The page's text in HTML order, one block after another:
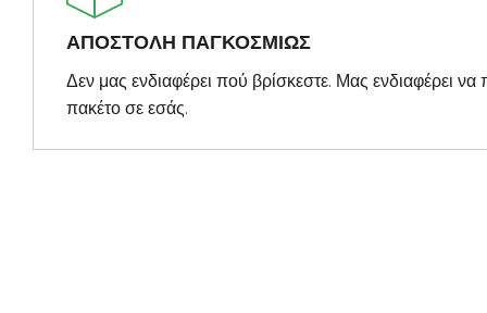
ΑΠΟΣΤΟΛΗ ΠΑΓΚΟΣΜΙΩΣ
Δεν μας ενδιαφέρει πού βρίσκεστε. Μας ενδιαφέρει
πακέτο σε εσάς.